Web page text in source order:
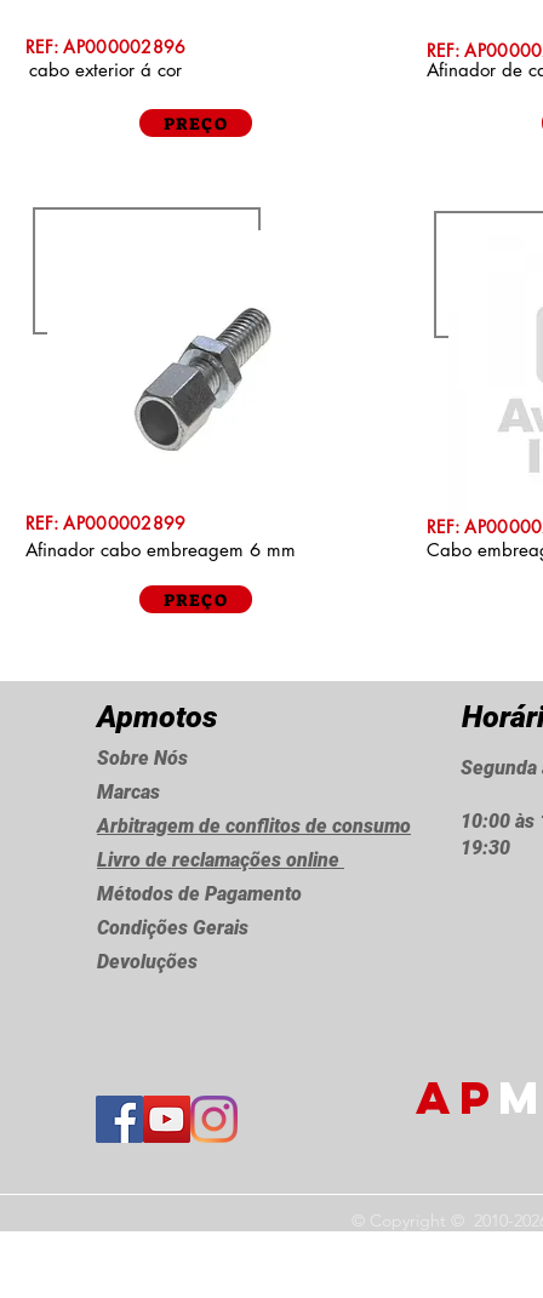
REF: AP000002896
cabo exterior á cor
PREÇO
REF: AP000002899
Afinador cabo embreagem 6 mm
PREÇO
REF:
Afinador de
REF:
Cabo
Apmotos
Sobre Nós
Marcas
Arbitragem de conflitos de consumo
Livro de reclamações online
Métodos de Pagamento
Condições Gerais
Devoluções
Segunda
10:00 às
19:30
AP
© Copyright © 2010-